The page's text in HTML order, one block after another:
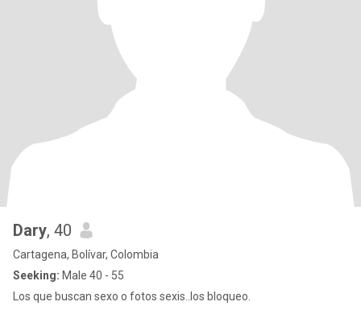
Dary, 40
Cartagena, Bolívar, Colombia
Seeking: Male 40 - 55
Los que buscan sexo o fotos sexis..los bloqueo.